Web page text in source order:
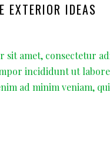
EXTERIOR IDEAS
sit amet, consectetur
incididunt ut
ad minim veniam,